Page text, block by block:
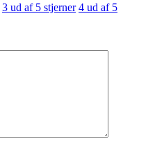
3 ud af 5 stjerner 4 ud af 5